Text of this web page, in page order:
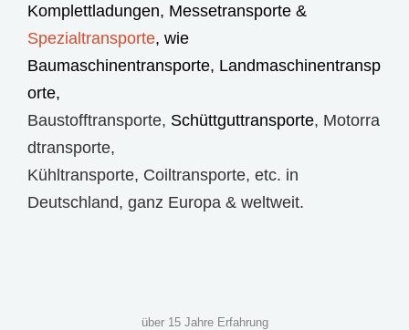
Komplettladungen, Messetransporte &
Spezialtransporte, wie
Baumaschinentransporte, Landmaschinentransp
orte,
Baustofftransporte, Schüttguttransporte, Motorra
dtransporte,
Kühltransporte, Coiltransporte, etc. in
Deutschland, ganz Europa & weltweit.
über 15 Jahre Erfahrung